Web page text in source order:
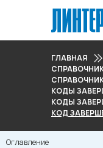
ГЛАВНАЯ
КОДЫ
КОДЫ
КОД
Оглавление